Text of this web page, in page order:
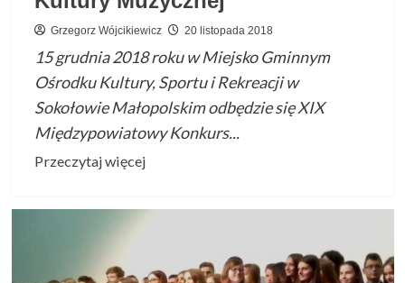
Grzegorz Wójcikiewicz 20 listopada 2018
15 grudnia 2018 roku w Miejsko Gminnym
Ośrodku Kultury, Sportu i Rekreacji w
Sokołowie Małopolskim odbędzie się XIX
Międzypowiatowy Konkurs...
Przeczytaj więcejPrzeczytaj
XIX